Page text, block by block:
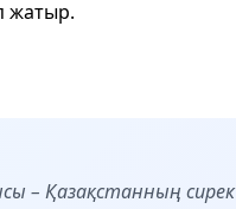
жатыр.
– Қазақстанның сирек